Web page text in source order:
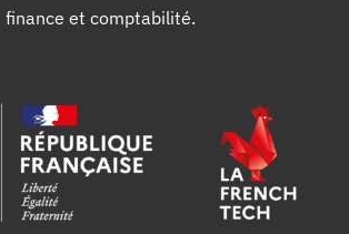
finance et comptabilité.